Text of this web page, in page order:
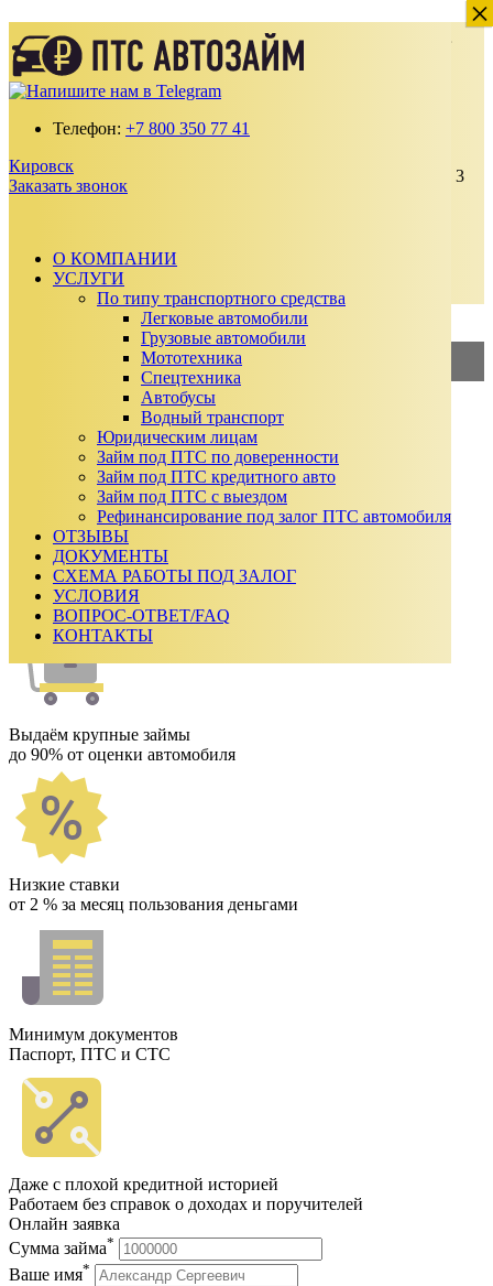
Телефон: +7 800 350 77 41
Кировск
Заказать звонок
О КОМПАНИИ
УСЛУГИ
По типу транспортного средства
Легковые автомобили
Грузовые автомобили
Мототехника
Спецтехника
Автобусы
Водный транспорт
Юридическим лицам
Займ под ПТС по доверенности
Займ под ПТС кредитного авто
Займ под ПТС с выездом
Рефинансирование под залог ПТС автомобиля
ОТЗЫВЫ
ДОКУМЕНТЫ
СХЕМА РАБОТЫ ПОД ЗАЛОГ
УСЛОВИЯ
ВОПРОС-ОТВЕТ/FAQ
КОНТАКТЫ
Деньги под залог ПТС Автомобиля в
Кировске
100% одобрение даже с плохой кредитной
Выдаем от 30 000 до 15 000 000 ₽ на срок до 3
лет
Автомобиль остается у вас
Заказать звонок
Калькулятор займа
Займ под ПТС
Займ под АВТО
Сумма займа
Срок займа
Ежемесячный платеж:
Сумма к возврату:0₽
Получить одобрение
Как мы работаем
Выдаём крупные займы
до 90% от оценки автомобиля
Низкие ставки
от 2 % за месяц пользования деньгами
Минимум документов
Паспорт, ПТС и СТС
Даже с плохой кредитной историей
Работаем без справок о доходах и поручителей
Онлайн заявка
Сумма займа*
Ваше имя*
×
×